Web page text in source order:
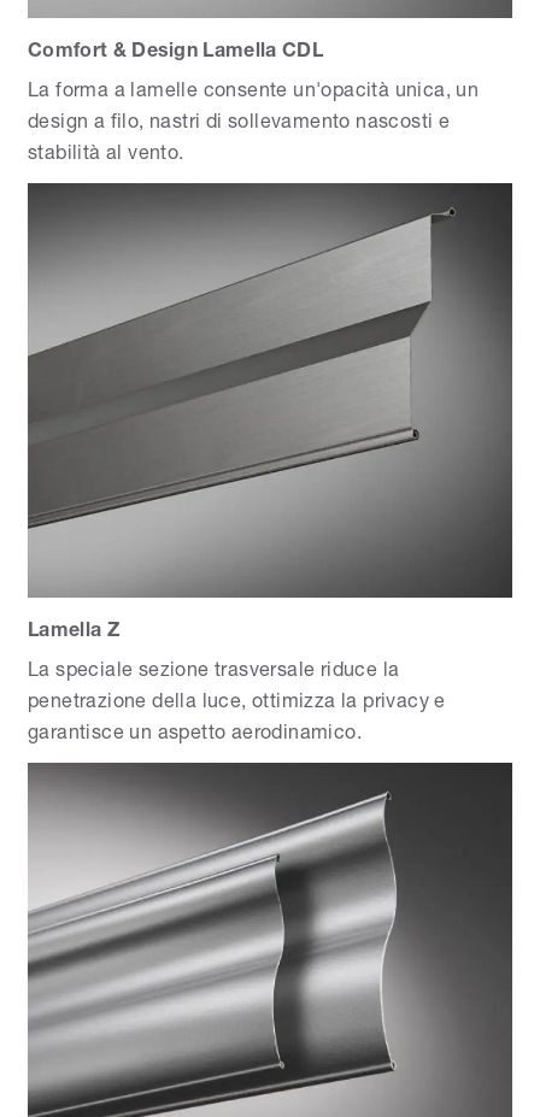
Comfort & Design Lamella CDL
La forma a lamelle consente un'opacità unica, un
design a filo, nastri di sollevamento nascosti e
stabilità al vento.
Lamella Z
La speciale sezione trasversale riduce la
penetrazione della luce, ottimizza la privacy e
garantisce un aspetto aerodinamico.